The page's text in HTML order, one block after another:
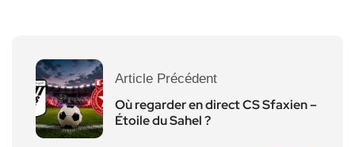
Article Précédent
Où regarder en direct CS Sfaxien –
Étoile du Sahel ?